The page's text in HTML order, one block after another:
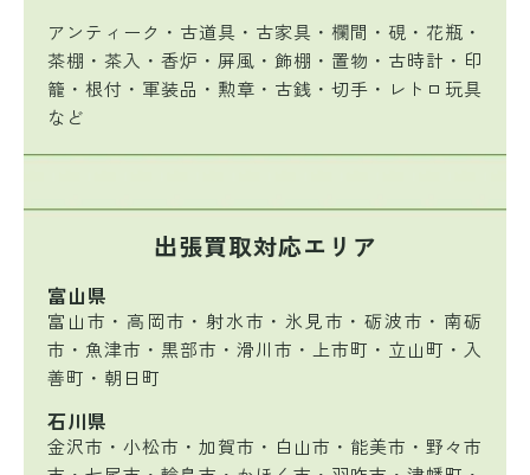
アンティーク・古道具・古家具・欄間・硯・花瓶・
茶棚・茶入・香炉・屏風・飾棚・置物・古時計・印
籠・根付・軍装品・勲章・古銭・切手・レトロ玩具
など
出張買取対応エリア
富山県
富山市・高岡市・射水市・氷見市・砺波市・南砺
市・魚津市・黒部市・滑川市・上市町・立山町・入
善町・朝日町
石川県
金沢市・小松市・加賀市・白山市・能美市・野々市